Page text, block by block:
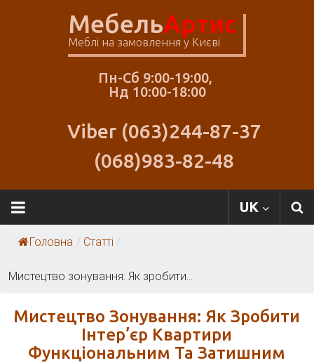
МебельАртис
Меблі на замовлення у Києві
Пн-Сб 9:00-19:00,
Нд 10:00-18:00
Viber (063)244-87-37
(068)983-82-48
Меблі
Артіс
UK
Головна / Статті /
Мистецтво зонування: Як зробити...
Мистецтво Зонування: Як Зробити
Інтер’єр Квартири
Функціональним Та Затишним